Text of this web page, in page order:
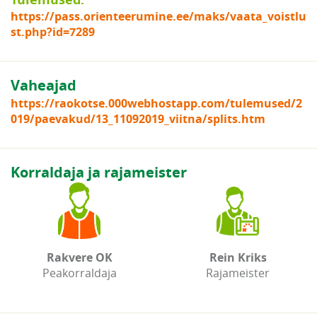
https://pass.orienteerumine.ee/maks/vaata_voistlu
st.php?id=7289
Vaheajad
https://raokotse.000webhostapp.com/tulemused/2
019/paevakud/13_11092019_viitna/splits.htm
Korraldaja ja rajameister
Rakvere OK
Peakorraldaja
Rein Kriks
Rajameister